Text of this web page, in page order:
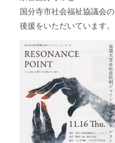
国分寺市社会福祉協議会の
後援をいただいています。